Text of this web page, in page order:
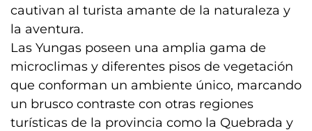
cautivan al turista amante de la naturaleza y
la aventura.
Las Yungas poseen una amplia gama de
microclimas y diferentes pisos de vegetación
que conforman un ambiente único, marcando
un brusco contraste con otras regiones
turísticas de la provincia como la Quebrada y